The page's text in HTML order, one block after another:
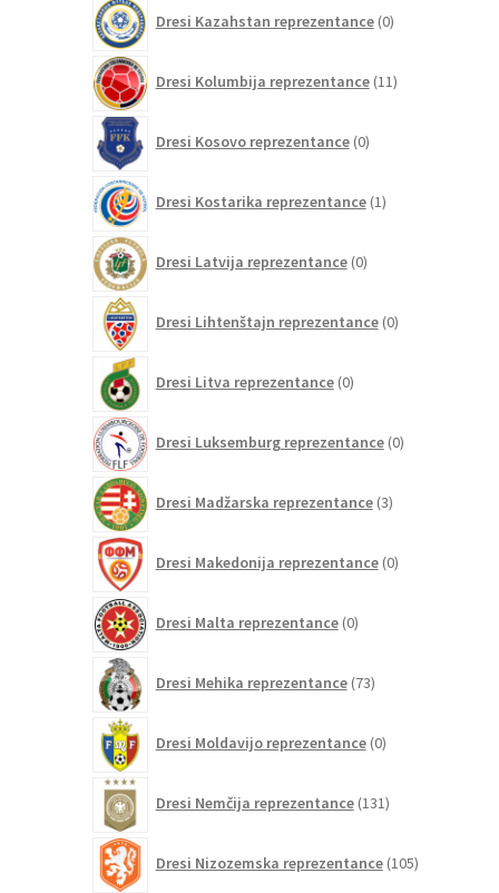
Dresi Kazahstan reprezentance 0izdelkov
Dresi Kolumbija reprezentance 11izdelkov
Dresi Kosovo reprezentance 0izdelkov
Dresi Kostarika reprezentance 1izdelek
Dresi Latvija reprezentance 0izdelkov
Dresi Lihtenštajn reprezentance 0izdelkov
Dresi Litva reprezentance 0izdelkov
Dresi Luksemburg reprezentance 0izdelkov
Dresi Madžarska reprezentance 3izdelki
Dresi Makedonija reprezentance 0izdelkov
Dresi Malta reprezentance 0izdelkov
Dresi Mehika reprezentance 73izdelkov
Dresi Moldavijo reprezentance 0izdelkov
Dresi Nemčija reprezentance 131izdelkov
Dresi Nizozemska reprezentance 105izdelkov